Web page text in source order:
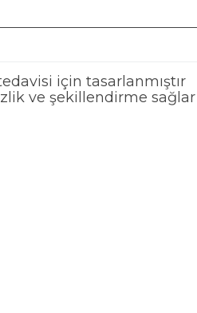
için tasarlanmıştır
ve şekillendirme sağlar